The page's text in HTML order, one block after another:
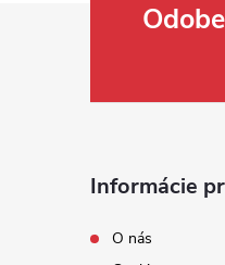
Informácie
O nás